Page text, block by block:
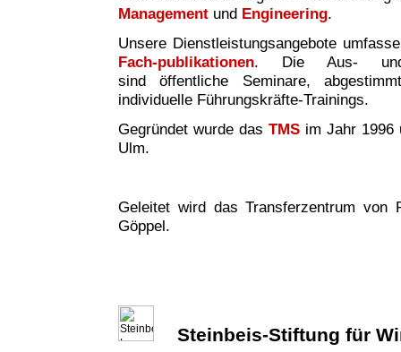
Management und Engineering.
Unsere Dienstleistungsangebote
Fach-publikationen. Die Aus- und
sindöffentliche Seminare,
individuelle Führungskräfte-Trainings.
Gegründet wurde das TMS im Jahr
Ulm.
Geleitet wird das Transferzentrum von
Göppel.
Steinbeis-Stiftung für